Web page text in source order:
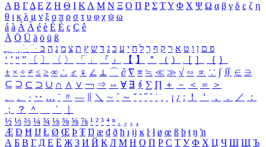
Α Β ΓΔ Ε Ζ Η Θ Ι ΚΛ Μ Ν Ξ Ο Π Ρ Σ ΤΥ Φ Χ Ψ Ω α β γ δ ε ζ η
θ ι κ λ μ ν ξ ο π ρ σ τ υ φ χ ψ ω
á à Á À é è É È ç Ç ê
Ä Ö Ü ä ö ü ß
ִֶֹ ֻּ ׁׂ פ ם ן ו ט א ר ק ף ך ל ח י ע כ ג ד ש ץ ת צ מ נ ה ב
‘ ’ “ ” 〔 〕 〈 〉 「 」 『 』 【 】 ＂ （ ） ［ ］ ｛ ｝
± × ÷ ≠ ≤ ≥ ∞ ∴ ♂ ♀ ∠ ⊥ ⌒ ∂ ∇ ≡ ≒ ≪ ≫ √ ∽ ∝ ∵ ∫ ∬ ∈ ∋
⊆ ⊇ ⊂ ⊃ ∪ ∩ ∧ ∨ ￢ ⇒ ⇔ ∀ ∃ ∮ ∑ ∏ ＋ － ＜ ＝
＞
、
。 · ‥ … ¨ 〃 ― ＼ ∼ ´ ～ ˇ ˘ ˝ ˚ ˙ ¸ ¡ ¿ ː ！ ＇ ， ． ／
：
；
？ ＾ ｀
½ ⅓ ⅔ ¼ ¾ ⅛ ⅜ ⅝ ⅞ ¹ ² ³ ⁴ ⁿ ₁ ₂ ₃ ₄
Æ Ð Ħ Ĳ Ł Ø Œ Þ Ŧ Ŋ æ đ ð ħ ı ĳ ĸ ŀ ł ø œ ß þ ŧ ŋ ŉ
А Б В Г Д Е Ё Ж З И Й К Л М Н О П Р С Т У Ф Х Ц Ч Ш Щ Ъ